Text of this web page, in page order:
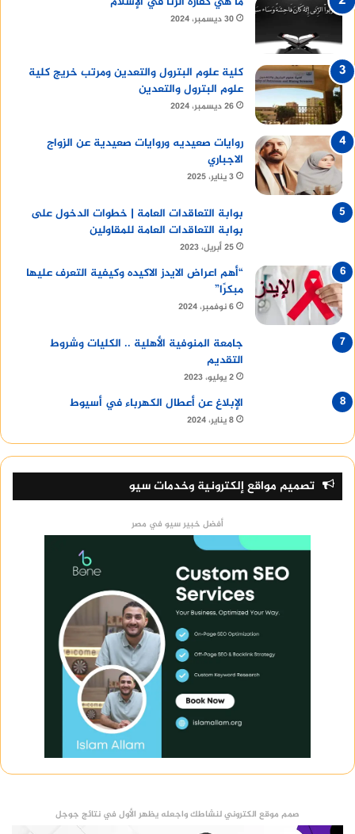
30 ديسمبر، 2024
كلية علوم البترول والتعدين ومرتب خريج كلية
علوم البترول والتعدين
26 ديسمبر، 2024
روايات صعيديه وروايات صعيدية عن الزواج
الاجباري
3 يناير، 2025
بوابة التعاقدات العامة | خطوات الدخول على
بوابة التعاقدات العامة للمقاولين
25 أبريل، 2023
“أهم اعراض الايدز الاكيده وكيفية التعرف عليها
مبكرًا”
6 نوفمبر، 2024
جامعة المنوفية الأهلية .. الكليات وشروط
التقديم
2 يوليو، 2023
الإبلاغ عن أعطال الكهرباء في أسيوط
8 يناير، 2024
تصميم مواقع إلكترونية وخدمات سيو
أفضل خبير سيو في مصر
صمم موقع الكتروني لنشاطك واجعله يظهر الأول في نتائج جوجل